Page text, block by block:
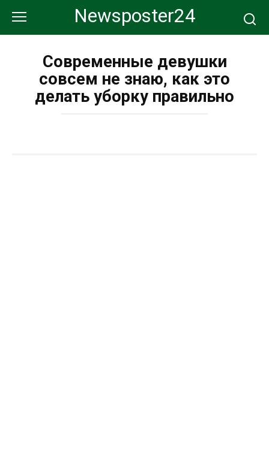
контенту
Newsposter24
Современные девушки
совсем не знаю, как это
делать уборку правильно